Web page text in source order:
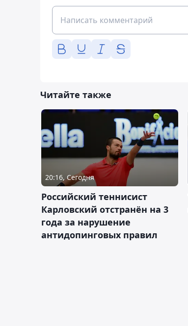
Читайте также
20:16, Сегодня
Российский теннисист
Карловский отстранён на 3
года за нарушение
антидопинговых правил